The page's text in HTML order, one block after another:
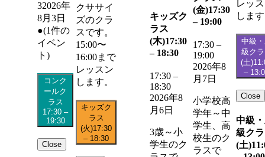
32026年
8月3日
●(1件の
イベン
ト)
コンク
ールク
ラス
17:30 –
19:30
Close
クササイ
ズのクラ
スです。
15:00〜
16:00まで
レッスン
します。
キッズク
ラス
(火)17:30
– 18:30
キッズク
ラス
(木)17:30
– 18:30
17:30 –
18:30
2026年8
月6日
3歳～小
学生のク
(金)17:30
– 19:00
17:30 –
19:00
2026年8
月7日
小学校高
学年～中
学生、高
校生のク
ラスで
レッ
しま
中級
級ク
(土)
–
Close
中級
級ク
(土)